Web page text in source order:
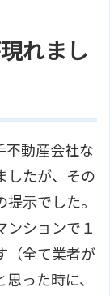
れまし
不動産会社な
したが、その
示でした。
ンションで１
（全て業者が
った時に、